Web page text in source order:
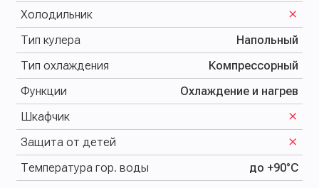
Холодильник
Тип кулера
Напольный
Тип охлаждения
Компрессорный
Функции
Охлаждение и нагрев
Шкафчик
Защита от детей
Температура гор. воды
до +90°С